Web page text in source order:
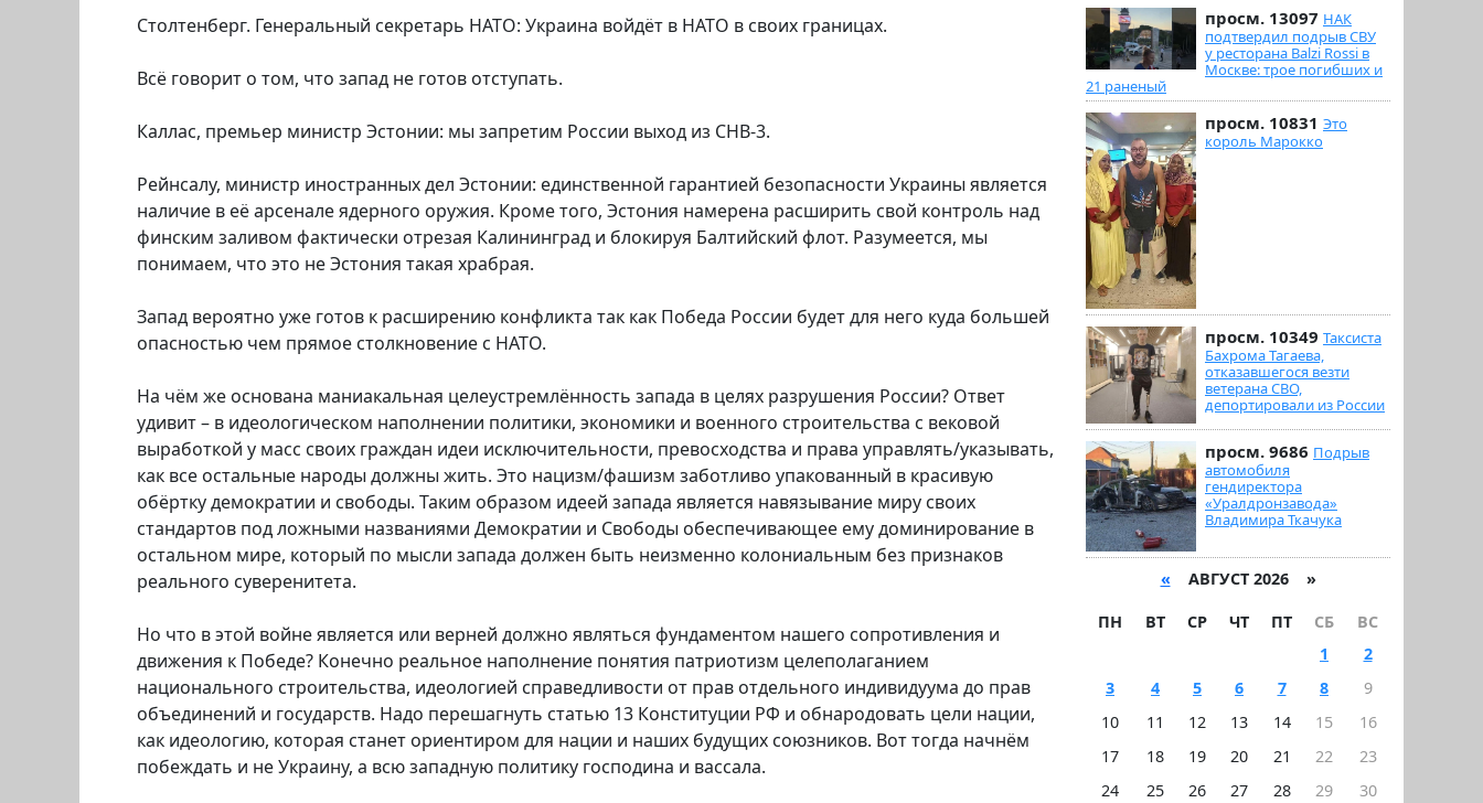
просм. 13097 НАК
подтвердил подрыв СВУ
у ресторана Balzi Rossi в
Москве: трое погибших и
21 раненый
просм. 10831 Это
король Марокко
просм. 10349 Таксиста
Бахрома Тагаева,
отказавшегося везти
ветерана СВО,
депортировали из России
просм. 9686 Подрыв
автомобиля
гендиректора
«Уралдронзавода»
Владимира Ткачука
« АВГУСТ 2026 »
ПН ВТ СР ЧТ ПТ СБ
ВС
1
2
3
4 5 6 7 8
9
10
11 12 13 14 15
16
17
18 19 20 21 22
23
24
25 26 27 28 29
30
Столтенберг. Генеральный секретарь НАТО: Украина войдёт в НАТО в своих границах.
Всё говорит о том, что запад не готов отступать.
Каллас, премьер министр Эстонии: мы запретим России выход из СНВ-3.
Рейнсалу, министр иностранных дел Эстонии: единственной гарантией безопасности Украины является
наличие в её арсенале ядерного оружия. Кроме того, Эстония намерена расширить свой контроль над
финским заливом фактически отрезая Калининград и блокируя Балтийский флот. Разумеется, мы
понимаем, что это не Эстония такая храбрая.
Запад вероятно уже готов к расширению конфликта так как Победа России будет для него куда большей
опасностью чем прямое столкновение с НАТО.
На чём же основана маниакальная целеустремлённость запада в целях разрушения России? Ответ
удивит – в идеологическом наполнении политики, экономики и военного строительства с вековой
выработкой у масс своих граждан идеи исключительности, превосходства и права управлять/указывать,
как все остальные народы должны жить. Это нацизм/фашизм заботливо упакованный в красивую
обёртку демократии и свободы. Таким образом идеей запада является навязывание миру своих
стандартов под ложными названиями Демократии и Свободы обеспечивающее ему доминирование в
остальном мире, который по мысли запада должен быть неизменно колониальным без признаков
реального суверенитета.
Но что в этой войне является или верней должно являться фундаментом нашего сопротивления и
движения к Победе? Конечно реальное наполнение понятия патриотизм целеполаганием
национального строительства, идеологией справедливости от прав отдельного индивидуума до прав
объединений и государств. Надо перешагнуть статью 13 Конституции РФ и обнародовать цели нации,
как идеологию, которая станет ориентиром для нации и наших будущих союзников. Вот тогда начнём
побеждать и не Украину, а всю западную политику господина и вассала.